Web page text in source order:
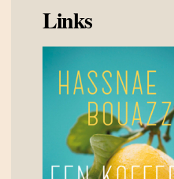
Links